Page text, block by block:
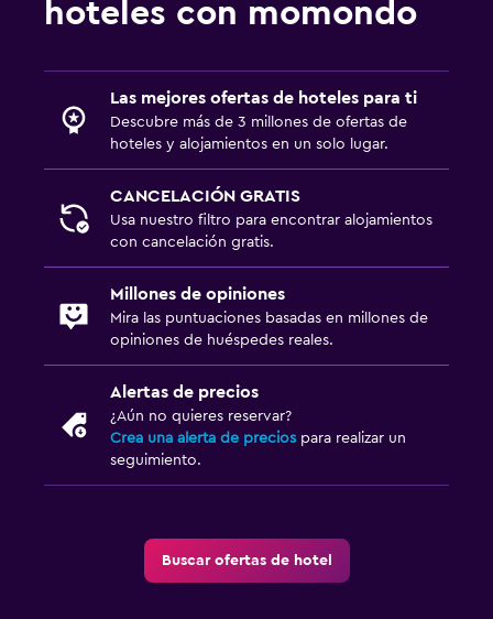
hoteles con momondo
Las mejores ofertas de hoteles para ti
Descubre más de 3 millones de ofertas de
hoteles y alojamientos en un solo lugar.
CANCELACIÓN GRATIS
Usa nuestro filtro para encontrar alojamientos
con cancelación gratis.
Millones de opiniones
Mira las puntuaciones basadas en millones de
opiniones de huéspedes reales.
Alertas de precios
¿Aún no quieres reservar?
Crea una alerta de precios para realizar un
seguimiento.
Buscar ofertas de hotel